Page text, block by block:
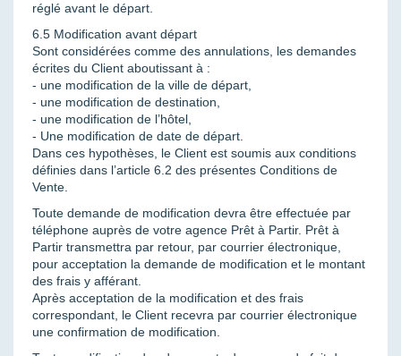
réglé avant le départ.
6.5 Modification avant départ
Sont considérées comme des annulations, les demandes
écrites du Client aboutissant à :
- une modification de la ville de départ,
- une modification de destination,
- une modification de l’hôtel,
- Une modification de date de départ.
Dans ces hypothèses, le Client est soumis aux conditions
définies dans l’article 6.2 des présentes Conditions de
Vente.
Toute demande de modification devra être effectuée par
téléphone auprès de votre agence Prêt à Partir. Prêt à
Partir transmettra par retour, par courrier électronique,
pour acceptation la demande de modification et le montant
des frais y afférant.
Après acceptation de la modification et des frais
correspondant, le Client recevra par courrier électronique
une confirmation de modification.